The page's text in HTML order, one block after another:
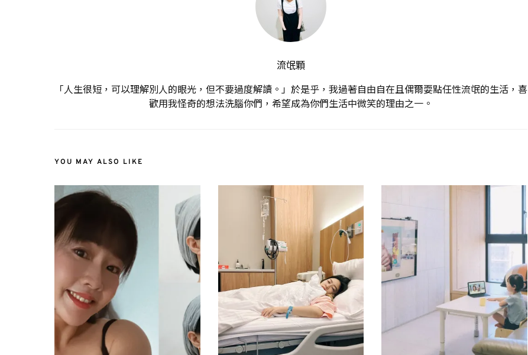
流氓顆
「人生很短，可以理解別人的眼光，但不要過度解讀。」於是乎，我過著自由自在且偶爾耍點任性流氓的生活，喜
歡用我怪奇的想法洗腦你們，希望成為你們生活中微笑的理由之一。
YOU MAY ALSO LIKE